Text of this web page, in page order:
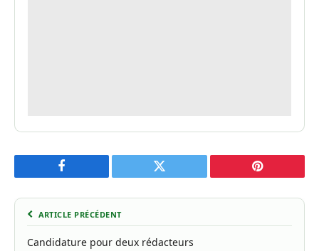
Facebook Twitter Pinterest
ARTICLE PRÉCÉDENT
Candidature pour deux rédacteurs